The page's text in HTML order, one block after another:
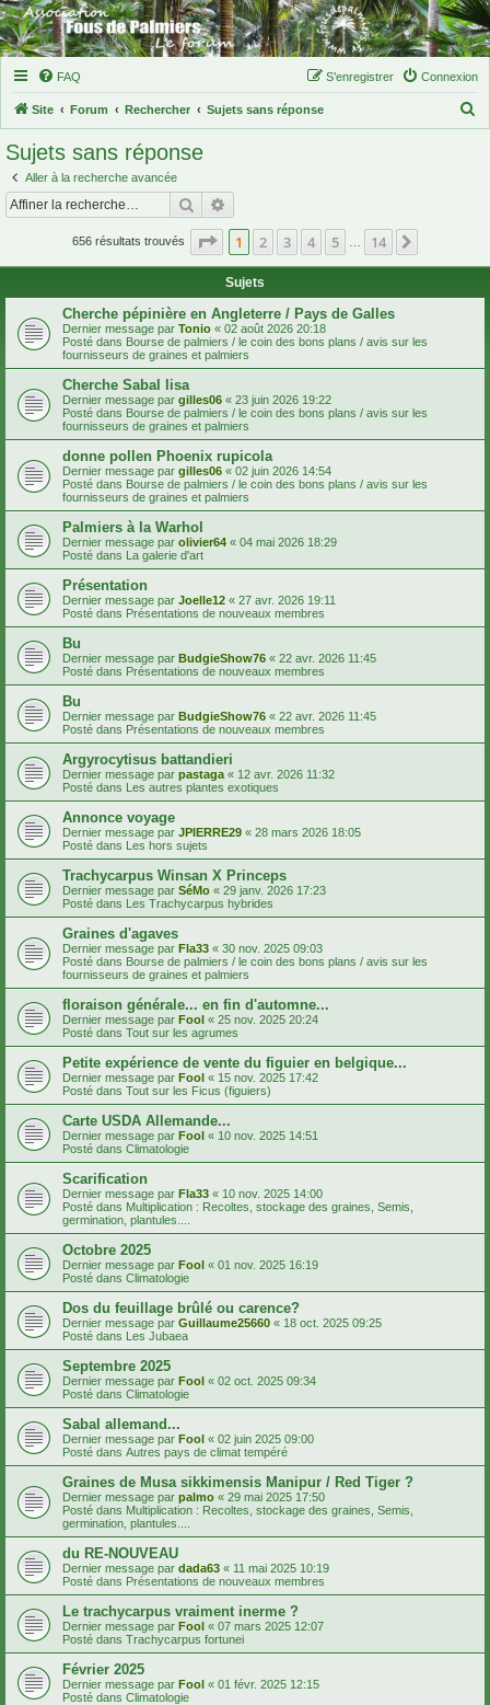
FAQ Connexion
S’enregistrer
Site Forum Rechercher Sujets sans réponse
c
Sujets sans réponse
Aller à la recherche avancée
Rechercher
656 résultats trouvés Page 1sur14
1 2 3 4 5 14
Sujets
Cherche pépinière en Angleterre / Pays de Galles
Dernier message par Tonio « 02 août 2026 20:18
Posté dans Bourse de palmiers / le coin des bons plans / avis sur les
fournisseurs de graines et palmiers
Cherche Sabal lisa
Dernier message par gilles06 « 23 juin 2026 19:22
Posté dans Bourse de palmiers / le coin des bons plans / avis sur les
fournisseurs de graines et palmiers
donne pollen Phoenix rupicola
Dernier message par gilles06 « 02 juin 2026 14:54
Posté dans Bourse de palmiers / le coin des bons plans / avis sur les
fournisseurs de graines et palmiers
Palmiers à la Warhol
Dernier message par olivier64 « 04 mai 2026 18:29
Posté dans La galerie d'art
Présentation
Dernier message par Joelle12 « 27 avr. 2026 19:11
Posté dans Présentations de nouveaux membres
Bu
Dernier message par BudgieShow76 « 22 avr. 2026 11:45
Posté dans Présentations de nouveaux membres
Bu
Dernier message par BudgieShow76 « 22 avr. 2026 11:45
Posté dans Présentations de nouveaux membres
Argyrocytisus battandieri
Dernier message par pastaga « 12 avr. 2026 11:32
Posté dans Les autres plantes exotiques
Annonce voyage
Dernier message par JPIERRE29 « 28 mars 2026 18:05
Posté dans Les hors sujets
Trachycarpus Winsan X Princeps
Dernier message par SéMo « 29 janv. 2026 17:23
Posté dans Les Trachycarpus hybrides
Graines d'agaves
Dernier message par Fla33 « 30 nov. 2025 09:03
Posté dans Bourse de palmiers / le coin des bons plans / avis sur les
fournisseurs de graines et palmiers
floraison générale... en fin d'automne...
Dernier message par Fool « 25 nov. 2025 20:24
Posté dans Tout sur les agrumes
Petite expérience de vente du figuier en belgique...
Dernier message par Fool « 15 nov. 2025 17:42
Posté dans Tout sur les Ficus (figuiers)
Carte USDA Allemande...
Dernier message par Fool « 10 nov. 2025 14:51
Posté dans Climatologie
Scarification
Dernier message par Fla33 « 10 nov. 2025 14:00
Posté dans Multiplication : Recoltes, stockage des graines, Semis,
germination, plantules....
Octobre 2025
Dernier message par Fool « 01 nov. 2025 16:19
Posté dans Climatologie
Dos du feuillage brûlé ou carence?
Dernier message par Guillaume25660 « 18 oct. 2025 09:25
Posté dans Les Jubaea
Septembre 2025
Dernier message par Fool « 02 oct. 2025 09:34
Posté dans Climatologie
Sabal allemand...
Dernier message par Fool « 02 juin 2025 09:00
Posté dans Autres pays de climat tempéré
Graines de Musa sikkimensis Manipur / Red Tiger ?
Dernier message par palmo « 29 mai 2025 17:50
Posté dans Multiplication : Recoltes, stockage des graines, Semis,
germination, plantules....
du RE-NOUVEAU
Dernier message par dada63 « 11 mai 2025 10:19
Posté dans Présentations de nouveaux membres
Le trachycarpus vraiment inerme ?
Dernier message par Fool « 07 mars 2025 12:07
Posté dans Trachycarpus fortunei
Février 2025
Dernier message par Fool « 01 févr. 2025 12:15
Posté dans Climatologie